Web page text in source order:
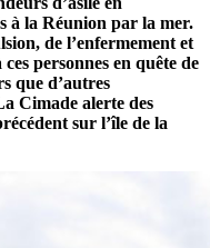
à la Réunion par la mer.
de l’enfermement et
personnes en quête de
que d’autres
Cimade alerte des
sur l’île de la